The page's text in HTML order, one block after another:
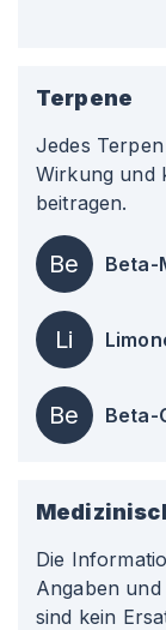
Terpene
Jedes
Wirkung und
beitragen.
Be Beta-
Li
Be Beta-
Die
Angaben
sind kein